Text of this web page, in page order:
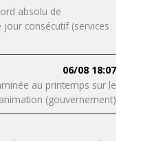
absolu de
consécutif (services
06/08 18:07
au printemps sur le
(gouvernement)